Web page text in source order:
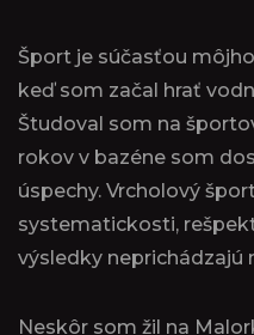
Šport je súčasťou
keď som začal hrať
Študoval som na
rokov v bazéne som
úspechy. Vrcholový
systematickosti,
výsledky neprichádzajú
Neskôr som žil na